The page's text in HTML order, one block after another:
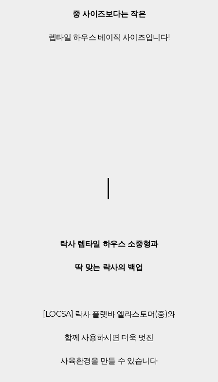
중 사이즈보다는 작은
렙타일 하우스 베이직 사이즈입니다!
락사 렙타일 하우스 소중형과
딱 맞는 락사의 백업
[LOCSA] 락사 플랫바 엘라스토머(중)와
함께 사용하시면 더욱 멋진
사육환경을 만들 수 있습니다